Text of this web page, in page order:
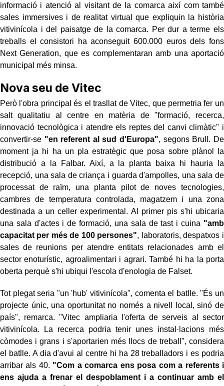
informació i atenció al visitant de la comarca així com també
sales immersives i de realitat virtual que expliquin la història
vitivinícola i del paisatge de la comarca. Per dur a terme els
treballs el consistori ha aconseguit 600.000 euros dels fons
Next Generation, que es complementaran amb una aportació
municipal més minsa.
Nova seu de Vitec
Però l'obra principal és el trasllat de Vitec, que permetria fer un
salt qualitatiu al centre en matèria de "formació, recerca,
innovació tecnològica i atendre els reptes del canvi climàtic" i
convertir-se "en referent al sud d'Europa", segons Brull. De
moment ja hi ha un pla estratègic que posa sobre plànol la
distribució a la Falbar. Així, a la planta baixa hi hauria la
recepció, una sala de criança i guarda d'ampolles, una sala de
processat de raïm, una planta pilot de noves tecnologies,
cambres de temperatura controlada, magatzem i una zona
destinada a un celler experimental. Al primer pis s'hi ubicaria
una sala d'actes i de formació, una sala de tast i cuina "amb
capacitat per més de 100 persones", laboratoris, despatxos i
sales de reunions per atendre entitats relacionades amb el
sector enoturístic, agroalimentari i agrari. També hi ha la porta
oberta perquè s'hi ubiqui l'escola d'enologia de Falset.
Tot plegat seria "un 'hub' vitivinícola", comenta el batlle. "És un
projecte únic, una oportunitat no només a nivell local, sinó de
país", remarca. "Vitec ampliaria l'oferta de serveis al sector
vitivinícola. La recerca podria tenir unes instal·lacions més
còmodes i grans i s'aportarien més llocs de treball", considera
el batlle. A dia d'avui al centre hi ha 28 treballadors i es podria
arribar als 40. "Com a comarca ens posa com a referents i
ens ajuda a frenar el despoblament i a continuar amb el